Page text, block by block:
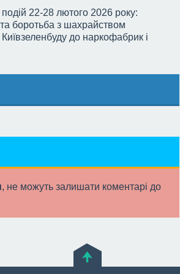
22-28 лютого 2026 року:
боротьба з шахрайством
до наркофабрик і
, не можуть залишати коментарі до